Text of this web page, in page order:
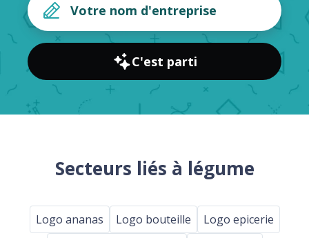
C'est parti
Secteurs liés à légume
Logo ananas Logo bouteille
Logo epicerie